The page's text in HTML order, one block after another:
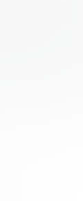
уплачены
то, что
или